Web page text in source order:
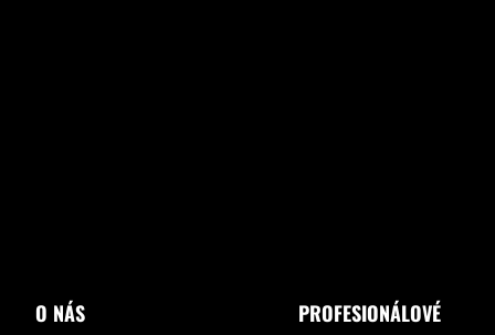
O NÁS PROFESIONÁLOVÉ